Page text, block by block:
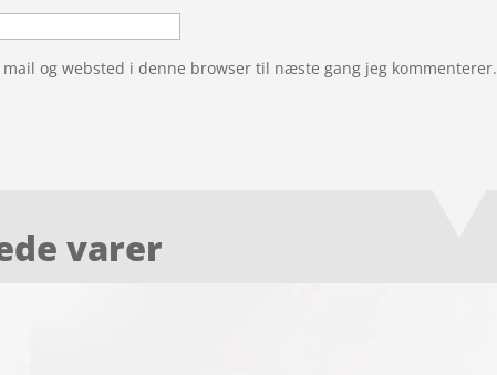
mail og websted i denne browser til næste gang jeg kommenterer.
varer